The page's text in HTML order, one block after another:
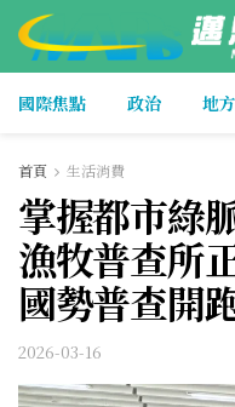
國際焦點 政治 地
首頁 生活消費
掌握都市綠
漁牧普查所
國勢普查開
2026-03-16